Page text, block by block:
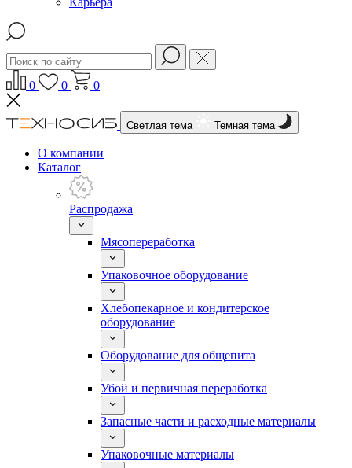
0 0 0
Светлая тема Темная тема
О компании
Каталог
Распродажа
Мясопереработка
Упаковочное оборудование
Хлебопекарное и кондитерское
оборудование
Оборудование для общепита
Убой и первичная переработка
Запасные части и расходные материалы
Упаковочные материалы